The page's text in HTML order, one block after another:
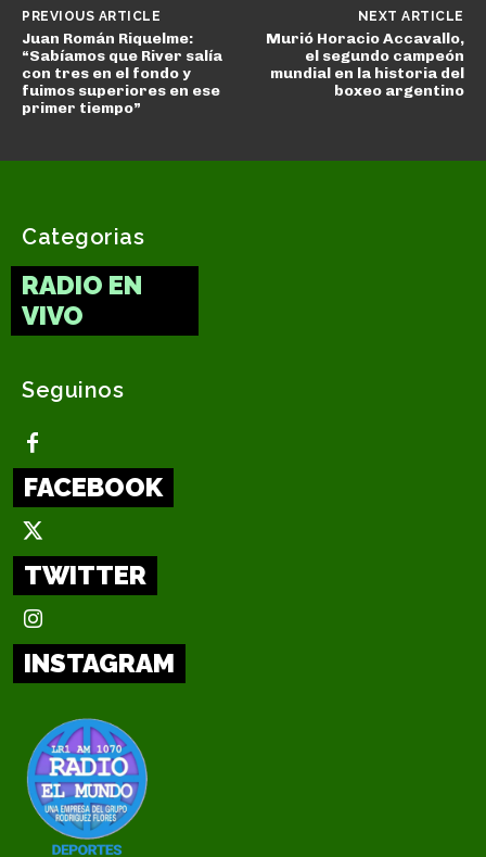
PREVIOUS ARTICLE
Juan Román Riquelme:
“Sabíamos que River salía
con tres en el fondo y
fuimos superiores en ese
primer tiempo”
NEXT ARTICLE
Murió Horacio Accavallo,
el segundo campeón
mundial en la historia del
boxeo argentino
Categorias
RADIO EN
VIVO
Seguinos
FACEBOOK
TWITTER
INSTAGRAM